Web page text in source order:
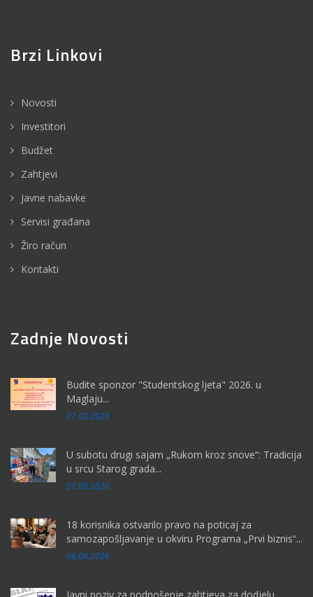
Brzi Linkovi
Novosti
Investitori
Budžet
Zahtjevi
Javne nabavke
Servisi građana
Žiro račun
Kontakti
Zadnje Novosti
Budite sponzor "Studentskog ljeta" 2026. u
Maglaju...
07.08.2026
U subotu drugi sajam „Rukom kroz snove“: Tradicija
u srcu Starog grada...
07.08.2026
18 korisnika ostvarilo pravo na poticaj za
samozapošljavanje u okviru Programa „Prvi biznis“...
06.08.2026